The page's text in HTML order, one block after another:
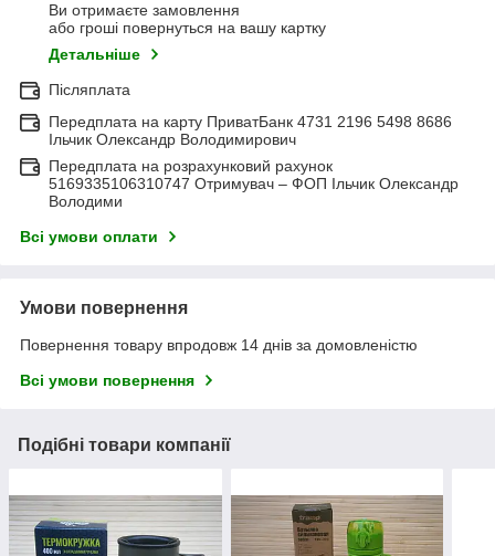
Ви отримаєте замовлення
або гроші повернуться на вашу картку
Детальніше
Післяплата
Передплата на карту ПриватБанк 4731 2196 5498 8686
Ільчик Олександр Володимирович
Передплата на розрахунковий рахунок
5169335106310747 Отримувач – ФОП Ільчик Олександр
Володими
Всі умови оплати
Умови повернення
Повернення товару впродовж 14 днів за домовленістю
Всі умови повернення
Подібні товари компанії